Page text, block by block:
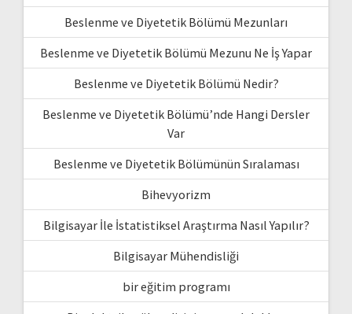
Beslenme ve Diyetetik Bölümü Mezunları
Beslenme ve Diyetetik Bölümü Mezunu Ne İş Yapar
Beslenme ve Diyetetik Bölümü Nedir?
Beslenme ve Diyetetik Bölümü’nde Hangi Dersler
Var
Beslenme ve Diyetetik Bölümünün Sıralaması
Bihevyorizm
Bilgisayar İle İstatistiksel Araştırma Nasıl Yapılır?
Bilgisayar Mühendisliği
bir eğitim programı